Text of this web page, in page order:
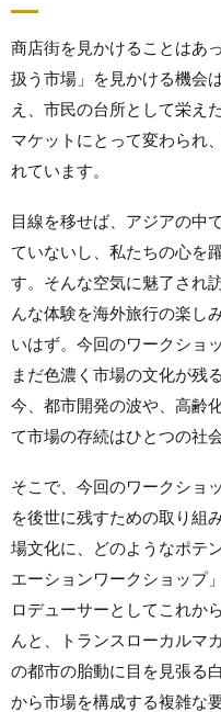
商店街を見かけることはあ
扱う市場」を見かける機会
え、市民の台所として栄え
マケットにとって変わられ
れています。
目線を移せば、アジアの中
ていないし、私たちの心を
す。そんな空気に魅了され
んな体験を海外旅行の楽し
いはず。今回のワークショ
まだ色濃く市場の文化が残
今、都市開発の波や、高齢
て市場の存続はひとつの社
そこで、今回のワークショ
を後世に残すための取り組
場文化に、どのようなポテ
エーションワークショップ
ロデューサーとしてこれか
んと、トランスローカルマ
の都市の胎動に目を見張る
から市場を構成する複雑な